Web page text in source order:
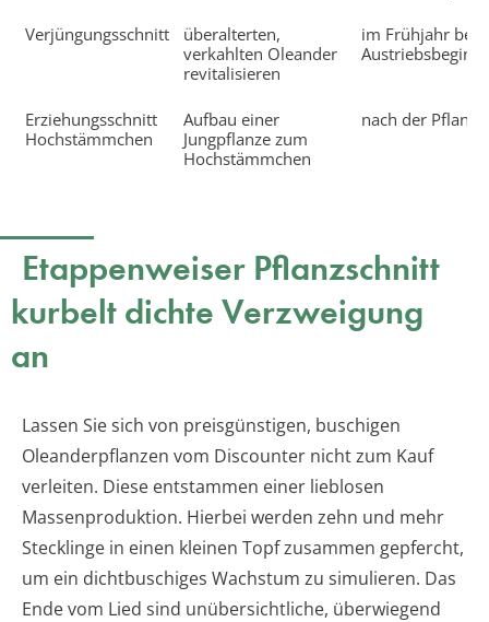
Verjüngungsschnitt
überalterten,
verkahlten Oleander
revitalisieren
im Frühjahr bei
Austriebsbeginn
Erziehungsschnitt
Hochstämmchen
Aufbau einer
Jungpflanze zum
Hochstämmchen
nach der
Etappenweiser Pflanzschnitt
kurbelt dichte Verzweigung
an
Lassen Sie sich von preisgünstigen, buschigen
Oleanderpflanzen vom Discounter nicht zum Kauf
verleiten. Diese entstammen einer lieblosen
Massenproduktion. Hierbei werden zehn und mehr
Stecklinge in einen kleinen Topf zusammen gepfercht,
um ein dichtbuschiges Wachstum zu simulieren. Das
Ende vom Lied sind unübersichtliche, überwiegend